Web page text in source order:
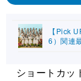
【Pick
6）関連
ショートカッ